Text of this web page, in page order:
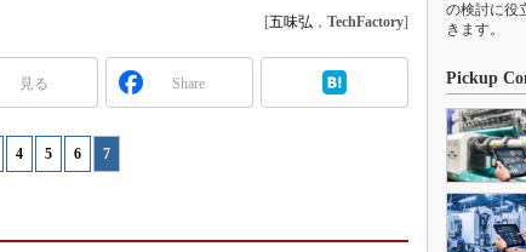
[五味弘 ， TechFactory]
見る Share
4 5 6 7
の検討に役
きます。
Pickup